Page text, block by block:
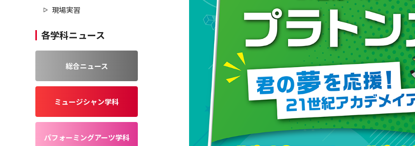
現場実習
各学科ニュース
総合ニュース
ミュージシャン学科
パフォーミングアーツ学科